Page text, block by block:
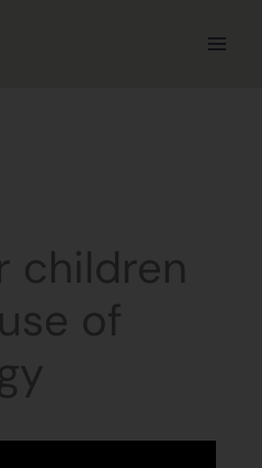
children
of